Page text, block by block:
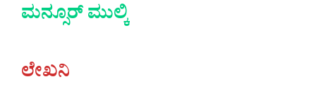
ಮನ್ಸೂರ್ ಮುಲ್ಕಿ
ಲೇಖನಿ